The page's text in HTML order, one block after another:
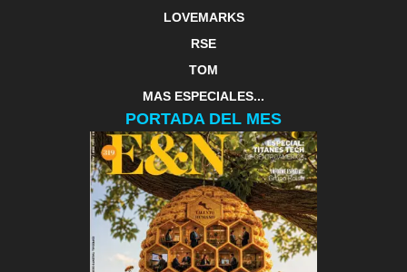
LOVEMARKS
RSE
TOM
MAS ESPECIALES...
PORTADA DEL MES